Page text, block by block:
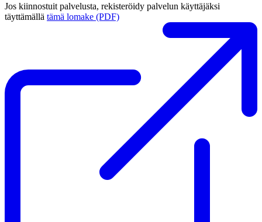
Jos kiinnostuit palvelusta, rekisteröidy palvelun käyttäjäksi
täyttämällä tämä lomake (PDF)